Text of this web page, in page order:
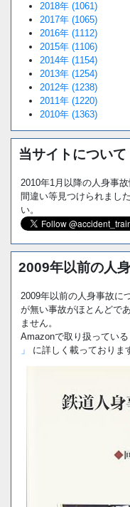
2018年 (1061)
2017年 (1065)
2016年 (1112)
2015年 (1106)
2014年 (1154)
2013年 (1254)
2012年 (1238)
2011年 (1220)
2010年 (1363)
当サイトについて
2010年1月以降の人身事
間違い等見つけられまし
い。
2009年以前の人
2009年以前の人身事故に
が無い事故がほとんどで
ません。
Amazonで取り扱っている
」
に詳しく載っておりま